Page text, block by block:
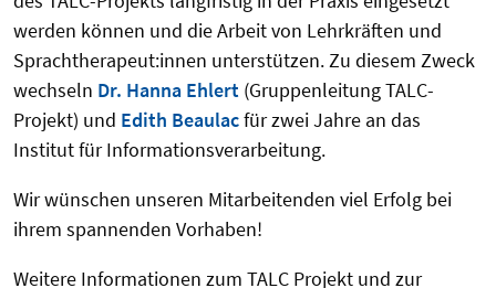
werden können und die Arbeit von Lehrkräften und
Sprachtherapeut:innen unterstützen. Zu diesem Zweck
wechseln Dr. Hanna Ehlert (Gruppenleitung TALC-
Projekt) und Edith Beaulacfür zwei Jahre an das
Institut für Informationsverarbeitung.
Wir wünschen unseren Mitarbeitenden viel Erfolg bei
ihrem spannenden Vorhaben!
Weitere Informationen zum TALC Projekt und zur